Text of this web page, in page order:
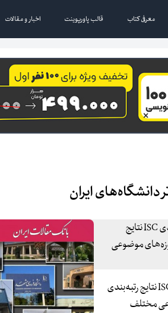
معرفی کتاب قالب پاورپوینت اخبار و مقالات
رییس موسسه استنادی علوم و پایش علم و فناوری (ISC) اعلام کرد: پایگاه رتبه بندی ISC نتایج
در حوزه‌های موضوعی
رییس موسسه استنادی علوم و پایش علم و فناوری (ISC) اعلام کرد: پایگاه رتبه بندی ISC نتایج رتبه‌بندی
مختلف